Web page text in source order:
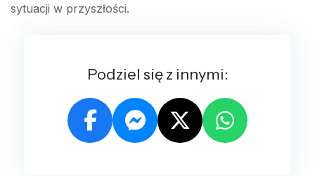
sytuacji w przyszłości.
Podziel się z innymi: